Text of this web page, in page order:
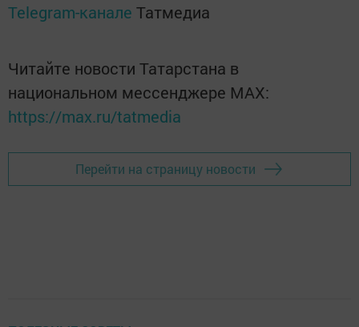
Telegram-канале Татмедиа
Читайте новости Татарстана в
национальном мессенджере MАХ:
https://max.ru/tatmedia
Перейти на страницу новости